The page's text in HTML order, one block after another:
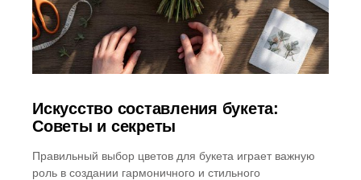
Искусство составления букета:
Советы и секреты
Правильный выбор цветов для букета играет важную
роль в создании гармоничного и стильного